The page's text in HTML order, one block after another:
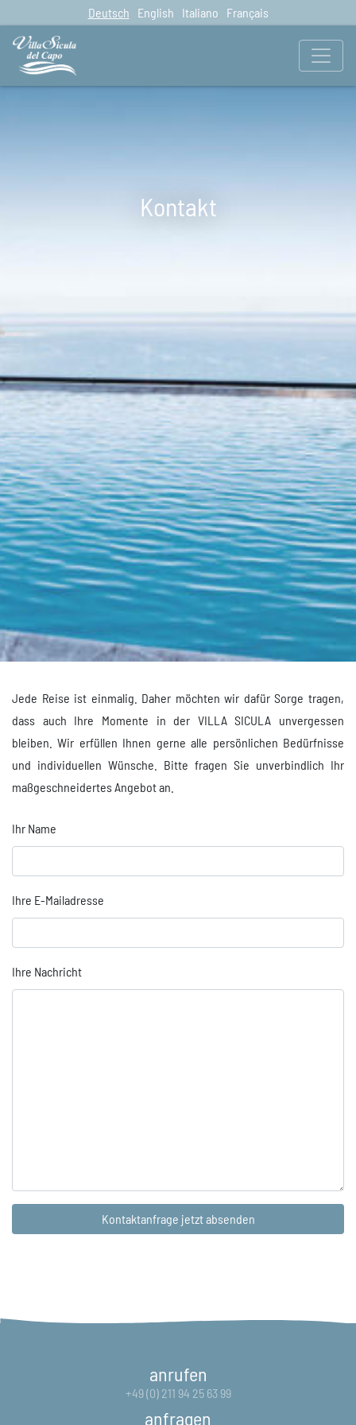
Deutsch English Italiano Français
Kontakt
Jede Reise ist einmalig. Daher möchten wir dafür Sorge tragen,
dass auch Ihre Momente in der VILLA SICULA unvergessen
bleiben. Wir erfüllen Ihnen gerne alle persönlichen Bedürfnisse
und individuellen Wünsche. Bitte fragen Sie unverbindlich Ihr
maßgeschneidertes Angebot an.
Ihr Name
Ihre E-Mailadresse
Ihre Nachricht
anrufen
+49 (0) 211 94 25 63 99
anfragen